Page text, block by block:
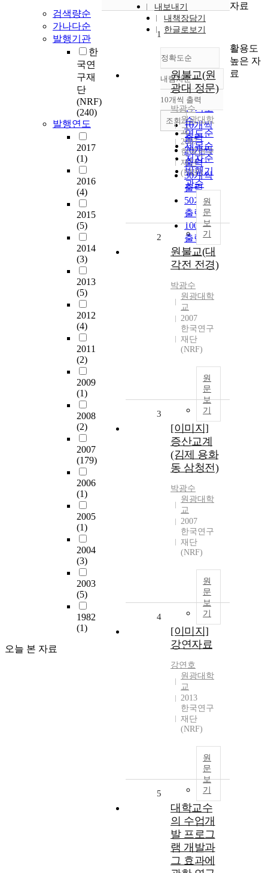
검색량순
가나다순
발행기관
한
국연
구재
단
(NRF)
(240)
발행연도
2017
(1)
2016
(4)
2015
(5)
2014
(3)
2013
(5)
2012
(4)
2011
(2)
2009
(1)
2008
(2)
2007
(179)
2006
(1)
2005
(1)
2004
(3)
2003
(5)
1982
(1)
오늘 본 자료
내보내기
내책장담기
한글로보기
정확도순
정확도
순
인기도
순
연도순
제목순
저자순
발행기
관순
내림차순
내림차순
10개씩 출력
10개씩
출력
20개씩
출력
30개씩
출력
50개씩
출력
100개씩
출력
조회
1
원불교(원
광대 정문)
박광수
원광대학
교
2007
한국연구
재단
(NRF)
원
문
보
기
2
원불교(대
각전 전경)
박광수
원광대학
교
2007
한국연구
재단
(NRF)
원
문
보
기
3
[이미지]
증산교계
(김제 용화
동 삼청전)
박광수
원광대학
교
2007
한국연구
재단
(NRF)
원
문
보
기
4
[이미지]
강연자료
강연호
원광대학
교
2013
한국연구
재단
(NRF)
원
문
보
기
5
대학교수
의 수업개
발 프로그
램 개발과
그 효과에
자료
활용도
높은 자
료